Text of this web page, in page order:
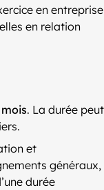
en entreprise
en relation
. La durée peut
et
généraux,
durée